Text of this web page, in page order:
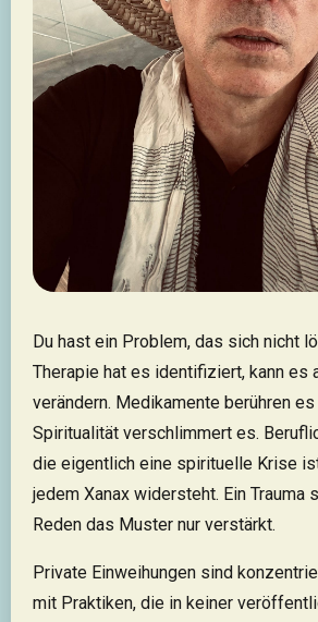
Du hast ein Problem, das sich nicht
Therapie hat es identifiziert, kann es
verändern. Medikamente berühren
Spiritualität verschlimmert es.
die eigentlich eine spirituelle Krise
jedem Xanax widersteht. Ein Trauma
Reden das Muster nur verstärkt.
Private Einweihungen sind
mit Praktiken, die in keiner